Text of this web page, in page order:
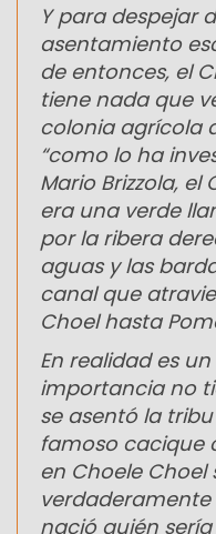
Y para despejar
asentamiento
de entonces, el
tiene nada que
colonia agrícola
“como lo ha
Mario Brizzola, el
era una verde
por la ribera
aguas y las
canal que
Choel hasta
En realidad es
importancia no
se asentó la
famoso cacique
en Choele Choel
nació quién